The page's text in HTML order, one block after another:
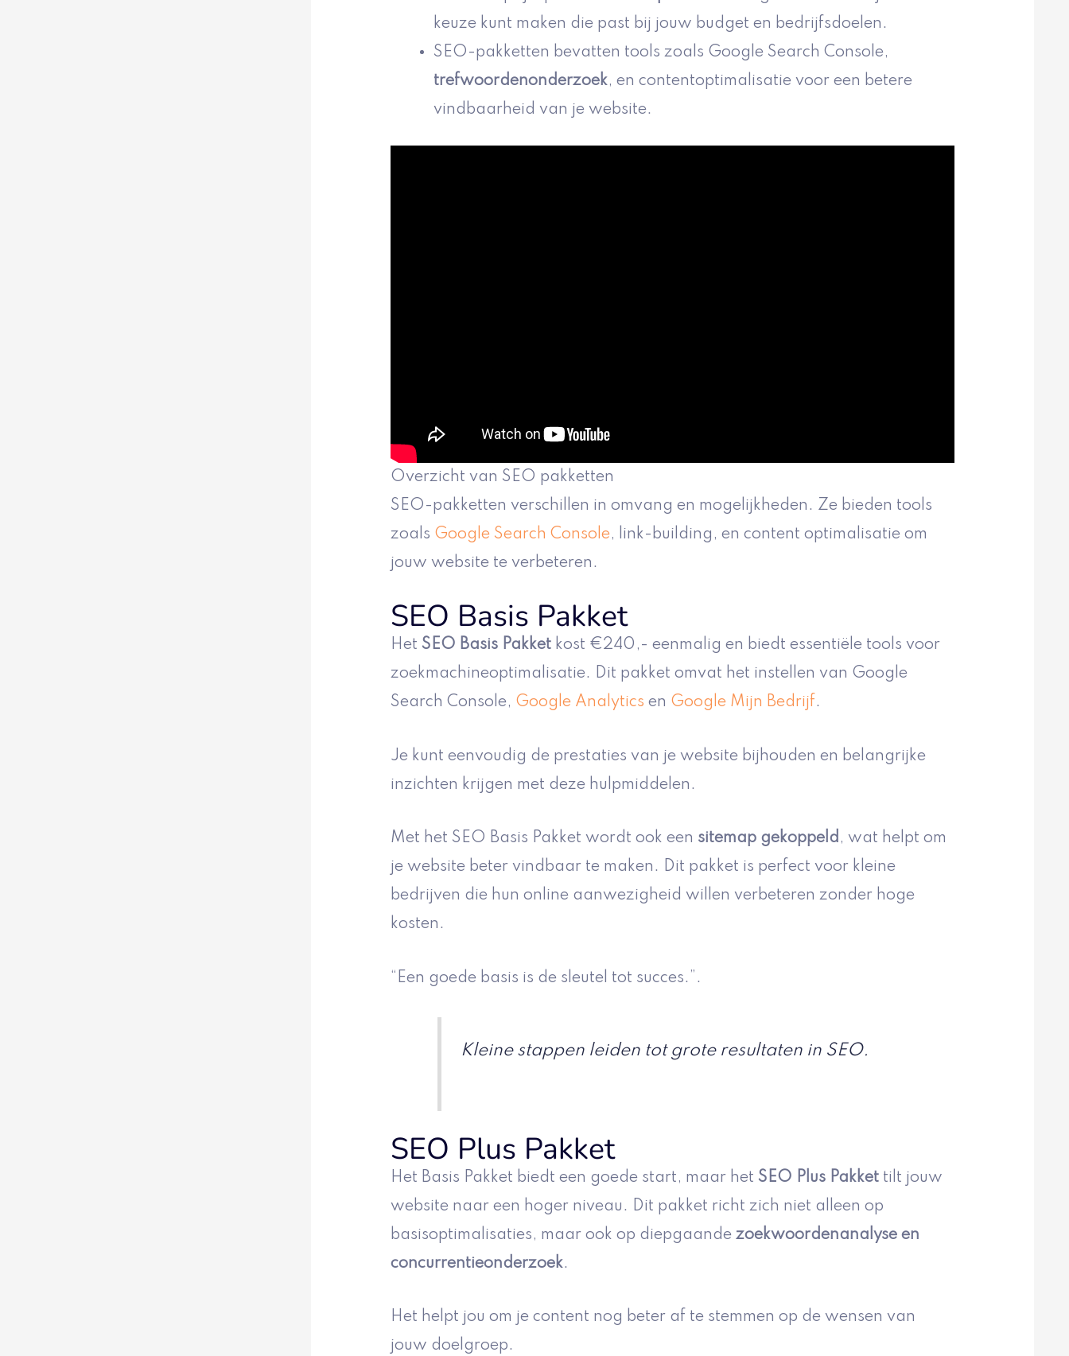
keuze kunt maken die past bij jouw budget en bedrijfsdoelen.
SEO-pakketten bevatten tools zoals Google Search Console,
trefwoordenonderzoek, en contentoptimalisatie voor een betere
vindbaarheid van je website.
Overzicht van SEO pakketten
SEO-pakketten verschillen in omvang en mogelijkheden. Ze bieden tools
zoals Google Search Console, link-building, en content optimalisatie om
jouw website te verbeteren.
SEO Basis Pakket
Het SEO Basis Pakket kost €240,- eenmalig en biedt essentiële tools voor
zoekmachineoptimalisatie. Dit pakket omvat het instellen van Google
Search Console, Google Analytics en Google Mijn Bedrijf.
Je kunt eenvoudig de prestaties van je website bijhouden en belangrijke
inzichten krijgen met deze hulpmiddelen.
Met het SEO Basis Pakket wordt ook een sitemap gekoppeld , wat helpt om
je website beter vindbaar te maken. Dit pakket is perfect voor kleine
bedrijven die hun online aanwezigheid willen verbeteren zonder hoge
kosten.
“Een goede basis is de sleutel tot succes.”.
Kleine stappen leiden tot grote resultaten in SEO.
SEO Plus Pakket
Het Basis Pakket biedt een goede start, maar het SEO Plus Pakket tilt jouw
website naar een hoger niveau. Dit pakket richt zich niet alleen op
basisoptimalisaties, maar ook op diepgaande zoekwoordenanalyse en
concurrentieonderzoek.
Het helpt jou om je content nog beter af te stemmen op de wensen van
jouw doelgroep.